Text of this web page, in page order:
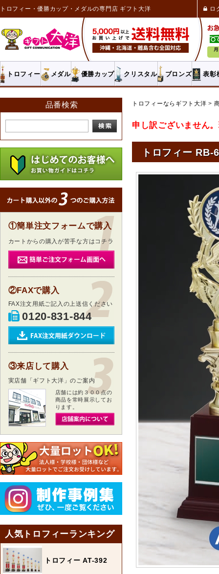
トロフィー・優勝カップ・メダルの専門店 ギフト大洋 ロ
トロフィー メダル 優勝カップ クリスタル ブロンズ 表彰
トロフィーならギフト大洋
申し訳ございません
トロフィー RB-
品番検索
①簡単注文フォームで購入
カートからの購入が苦手な方はコチラ
②FAXで購入
FAX注文用紙ご記入の上送信ください
0120-831-844
③来店して購入
実店舗「ギフト大洋」のご案内
店舗には約３００点の
商品を常時展示してお
ります。
人気トロフィーランキング
トロフィー AT-392